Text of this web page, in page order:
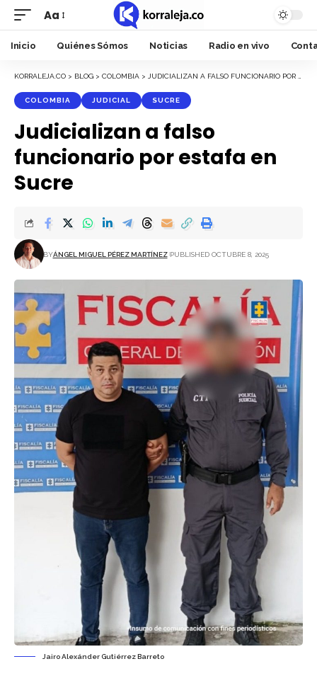
Font
Resizer
Aa
Inicio Quiénes Sómos Noticias Radio en vivo
KORRALEJA.CO > BLOG > COLOMBIA > JUDICIALIZAN A FALSO FUNCIONARIO POR ESTAFA EN SUCRE
COLOMBIA JUDICIAL SUCRE
Judicializan a falso
funcionario por estafa en
Sucre
BYÁNGEL MIGUEL PÉREZ MARTÍNEZ PUBLISHED OCTUBRE 8, 2025
Jairo Alexánder Gutiérrez Barreto